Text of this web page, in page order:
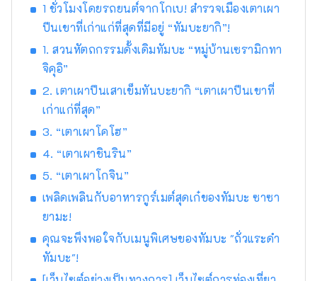
ชั้นนำของญี่ปุ่น และข้าวสาเก ``เฮียวโงะ ยามา
ดะ นิชิกิ'' คืออัญมณีที่จะทำให้คุณประหลาดใจ
อาริมะออนเซ็นเป็นบ่อน้ำพุร้อนที่มีชื่อเสียง และคิ
โนซากิออนเซ็นก็ปรากฏอยู่ในวรรณกรรม
คลายร่างกายและจิตใจ คุณสามารถพบกับเสียง
ที่น่าจดจำ เช่น เสียงฟ้าร้องของน้ำวนนารูโตะบน
เกาะอาวาจิ และเสียงแบบไดนามิกของเทศกาล
สวนสมุนไพรและสวนพฤกษศาสตร์ในจังหวัด
คุณจะได้รับการเยียวยาด้วยกลิ่นสมุนไพรและ
ดอกไม้ที่อ่อนโยนและน่ารื่นรมย์ตลอดสี่ฤดูกาล
เพลิดเพลินไปกับการเดินทางครั้งใหม่ในเฮียวโงะที่
การสัมผัส การได้ยิน และการดมกลิ่น
1 ชั่วโมงโดยรถยนต์จากโกเบ! สำรวจเมืองเตาเผา
ปีนเขาที่เก่าแก่ที่สุดที่มีอยู่ “ทัมบะยากิ”!
1. สวนหัตถกรรมดั้งเดิมทัมบะ “หมู่บ้านเซรามิกทา
จิคุอิ”
2. เตาเผาปีนเสาเข็มทันบะยากิ “เตาเผาปีนเขาที่
เก่าแก่ที่สุด”
3. “เตาเผาโคโฮ”
4. “เตาเผาชินริน”
5. “เตาเผาโกจิน”
เพลิดเพลินกับอาหารกูร์เมต์สุดเก๋ของทัมบะ ซาซา
ยามะ!
คุณจะพึงพอใจกับเมนูพิเศษของทัมบะ "ถั่วแระดำ
ทัมบะ"!